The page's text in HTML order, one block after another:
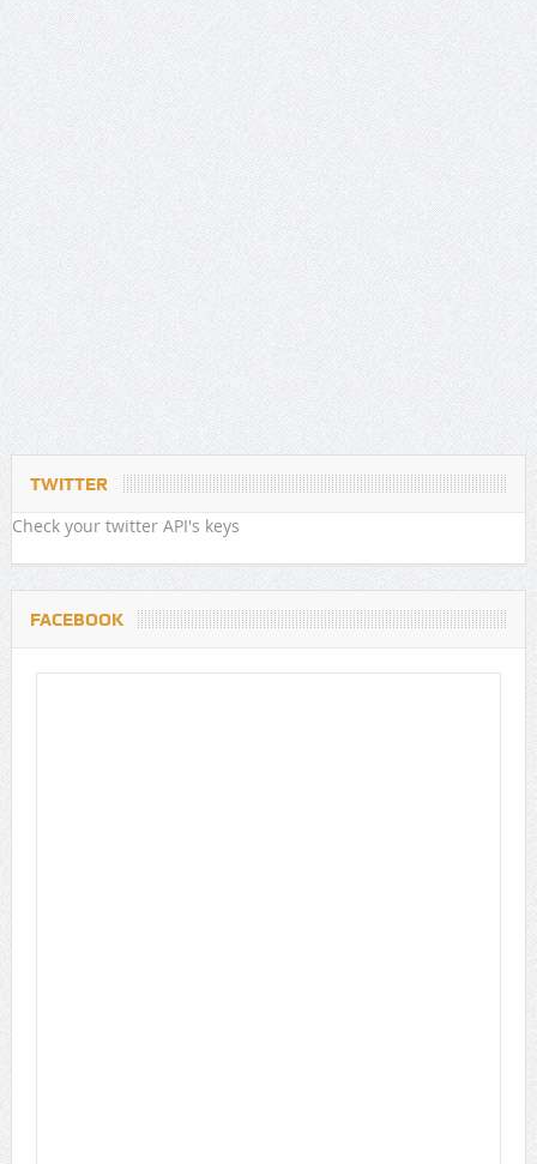
TWITTER
Check your twitter API's keys
FACEBOOK